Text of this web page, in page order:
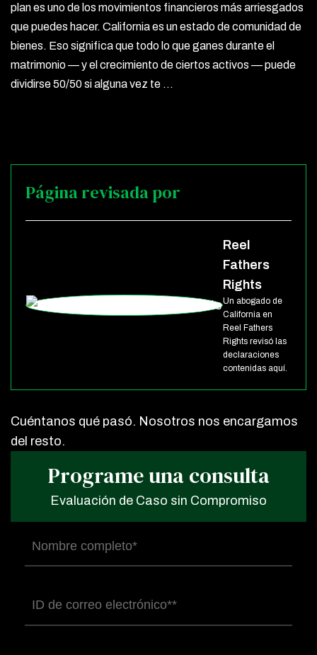
plan es uno de los movimientos financieros más arriesgados
que puedes hacer. California es un estado de comunidad de
bienes. Eso significa que todo lo que ganes durante el
matrimonio — y el crecimiento de ciertos activos — puede
dividirse 50/50 si alguna vez te …
Página revisada por
Reel
Fathers
Rights
Un abogado de
California en
Reel Fathers
Rights revisó las
declaraciones
contenidas aquí.
Cuéntanos qué pasó. Nosotros nos encargamos
del resto.
Programe una consulta
Evaluación de Caso sin Compromiso
Nombre
completo(Obligatorio)
Correo
electrónico(Obligatorio)